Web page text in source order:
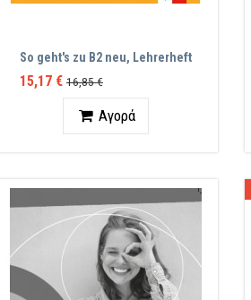
So geht's zu B2 neu, Lehrerheft
15,17 € 16,85 €
ΠοσότηταΑγορά